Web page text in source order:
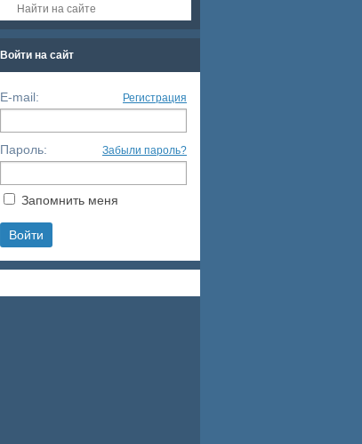
Войти на сайт
E-mail: Регистрация
Пароль: Забыли пароль?
Запомнить меня